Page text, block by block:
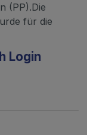
(PP).Die
für die
Login